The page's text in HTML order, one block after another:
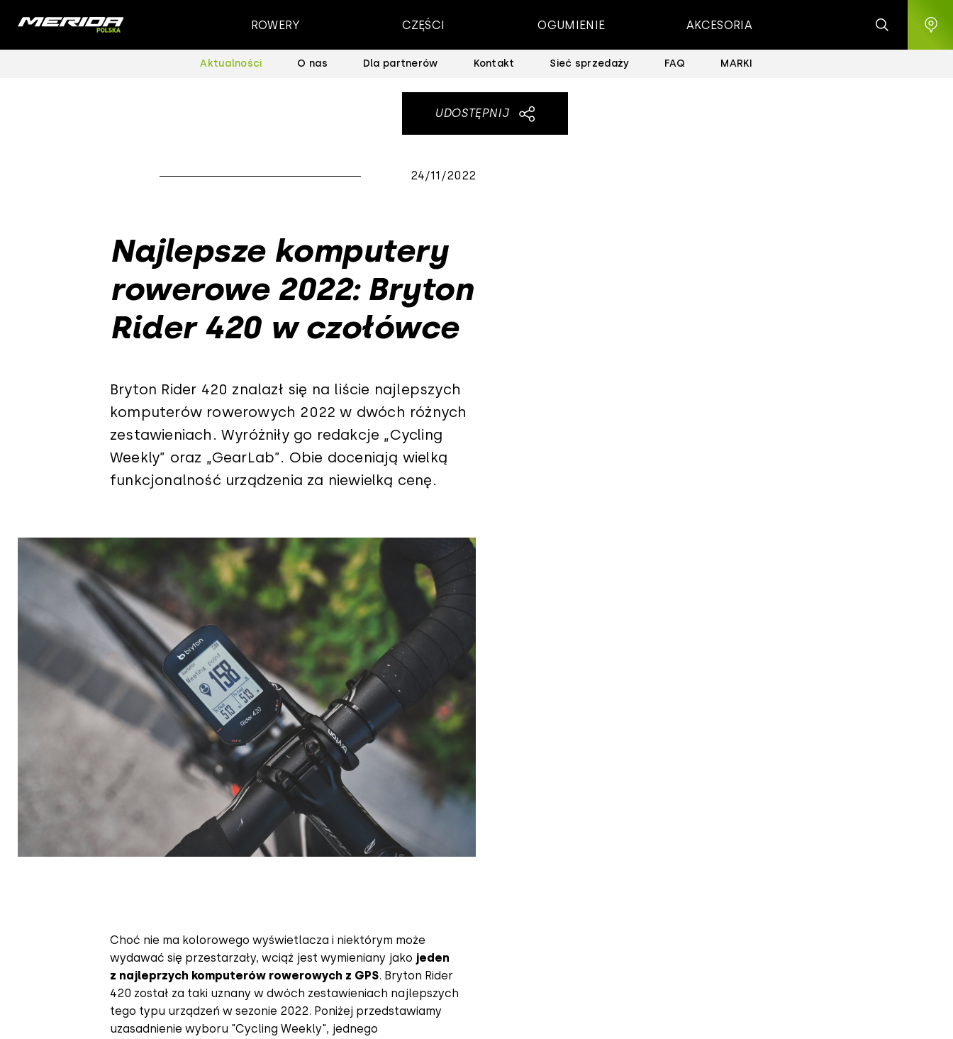
ROWERY CZĘŚCI OGUMIENIE AKCESORIA
Aktualności O nas Dla partnerów Kontakt Sieć sprzedaży FAQ MARKI
UDOSTĘPNIJ
24/11/2022
Najlepsze komputery
rowerowe 2022: Bryton
Rider 420 w czołówce
Bryton Rider 420 znalazł się na liście najlepszych
komputerów rowerowych 2022 w dwóch różnych
zestawieniach. Wyróżniły go redakcje „Cycling
Weekly” oraz „GearLab”. Obie doceniają wielką
funkcjonalność urządzenia za niewielką cenę.
Choć nie ma kolorowego wyświetlacza i niektórym może
wydawać się przestarzały, wciąż jest wymieniany jako jeden
z najleprzych komputerów rowerowych z GPS. Bryton Rider
420 został za taki uznany w dwóch zestawieniach najlepszych
tego typu urządzeń w sezonie 2022. Poniżej przedstawiamy
uzasadnienie wyboru "Cycling Weekly", jednego